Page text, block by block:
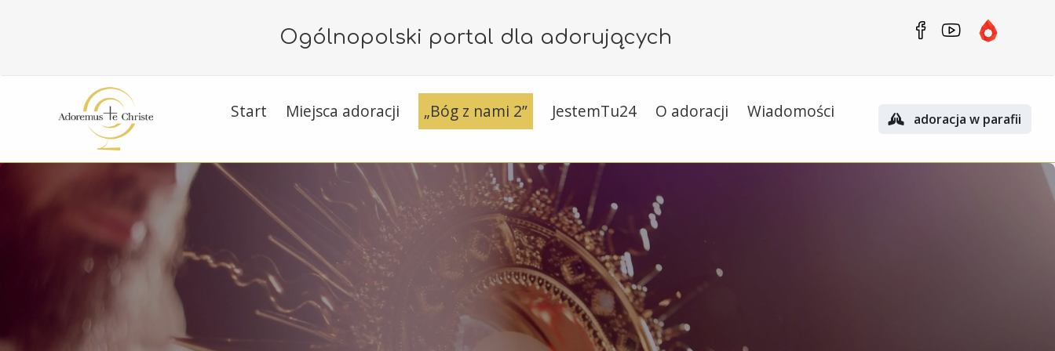
Ogólnopolski portal dla adorujących
Start Miejsca adoracji „Bóg z nami 2” JestemTu24 O adoracji Wiadomości adoracja w parafii